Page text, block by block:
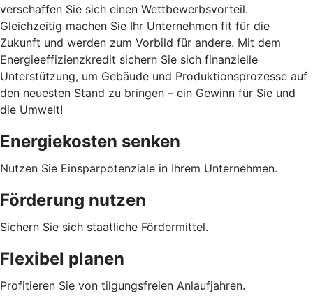
verschaffen Sie sich einen Wettbewerbsvorteil.
Gleichzeitig machen Sie Ihr Unternehmen fit für die
Zukunft und werden zum Vorbild für andere. Mit dem
Energieeffizienzkredit sichern Sie sich finanzielle
Unterstützung, um Gebäude und Produktionsprozesse auf
den neuesten Stand zu bringen – ein Gewinn für Sie und
die Umwelt!
Energiekosten senken
Nutzen Sie Einsparpotenziale in Ihrem Unternehmen.
Förderung nutzen
Sichern Sie sich staatliche Fördermittel.
Flexibel planen
Profitieren Sie von tilgungsfreien Anlaufjahren.